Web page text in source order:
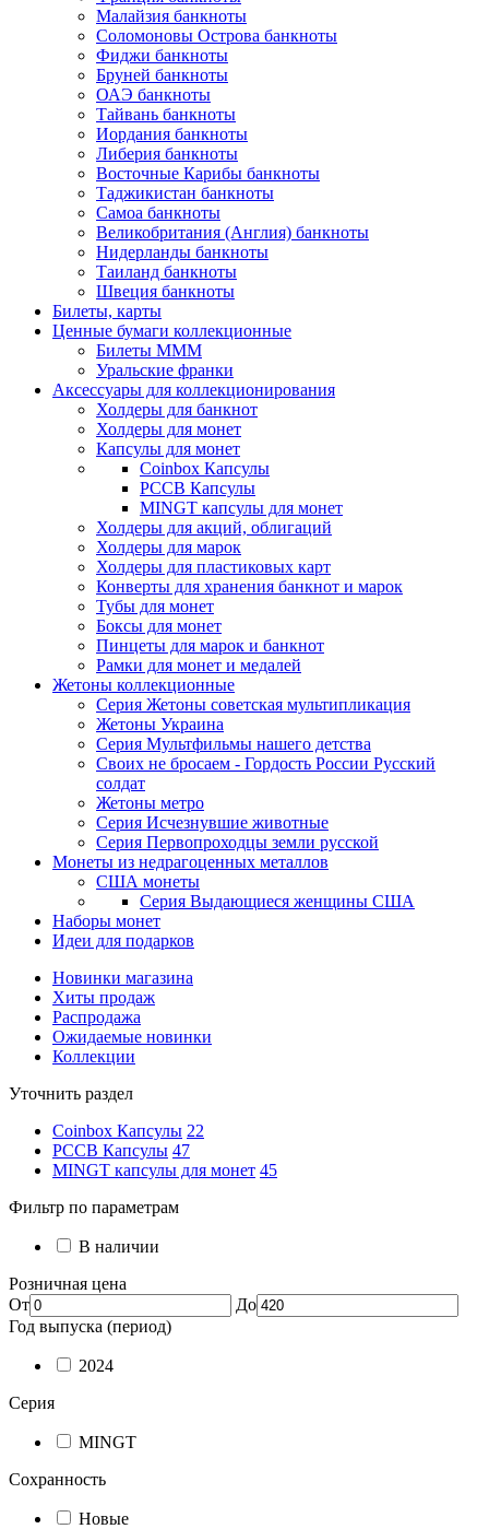
Малайзия банкноты
Соломоновы Острова банкноты
Фиджи банкноты
Бруней банкноты
ОАЭ банкноты
Тайвань банкноты
Иордания банкноты
Либерия банкноты
Восточные Карибы банкноты
Таджикистан банкноты
Самоа банкноты
Великобритания (Англия) банкноты
Нидерланды банкноты
Таиланд банкноты
Швеция банкноты
Билеты, карты
Ценные бумаги коллекционные
Билеты МММ
Уральские франки
Аксессуары для коллекционирования
Холдеры для банкнот
Холдеры для монет
Капсулы для монет
Coinbox Капсулы
РССВ Капсулы
MINGT капсулы для монет
Холдеры для акций, облигаций
Холдеры для марок
Холдеры для пластиковых карт
Конверты для хранения банкнот и марок
Тубы для монет
Боксы для монет
Пинцеты для марок и банкнот
Рамки для монет и медалей
Жетоны коллекционные
Серия Жетоны советская мультипликация
Жетоны Украина
Серия Мультфильмы нашего детства
Своих не бросаем - Гордость России Русский
солдат
Жетоны метро
Серия Исчезнувшие животные
Серия Первопроходцы земли русской
Монеты из недрагоценных металлов
США монеты
Серия Выдающиеся женщины США
Наборы монет
Идеи для подарков
Новинки магазина
Хиты продаж
Распродажа
Ожидаемые новинки
Коллекции
Уточнить раздел
Coinbox Капсулы 22
РССВ Капсулы 47
MINGT капсулы для монет 45
Фильтр по параметрам
В наличии
Розничная цена
От
До
Год выпуска (период)
2024
Серия
MINGT
Сохранность
Новые